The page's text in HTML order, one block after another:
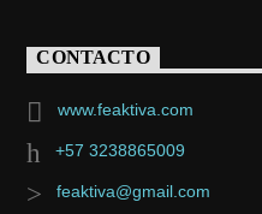
CONTACTO
www.feaktiva.com
+57 3238865009
feaktiva@gmail.com